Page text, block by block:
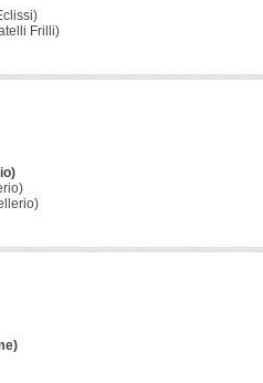
Frilli)